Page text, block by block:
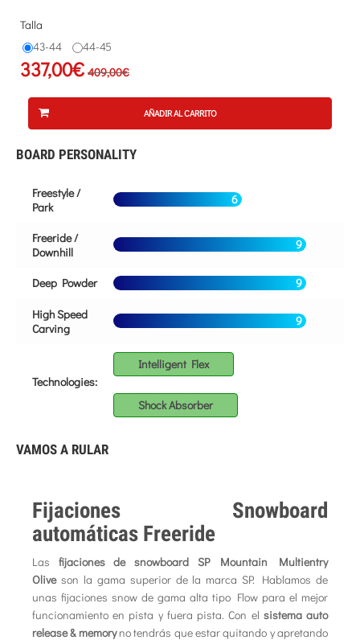
Talla
43-44
44-45
337,00€ 409,00€
AÑADIR AL CARRITO
BOARD PERSONALITY
Freestyle /
Park
6
Freeride /
Downhill
9
Deep Powder 9
High Speed
Carving
9
Technologies:
Intelligent Flex
Shock Absorber
VAMOS A RULAR
Fijaciones Snowboard
automáticas Freeride
Las fijaciones de snowboard SP Mountain Multientry
Oliveson la gama superior de la marca SP. Hablamos de
unas fijaciones snow de gama alta tipo Flow para el mejor
funcionamiento en pista y fuera pista. Con el sistema auto
release & memoryno tendrás que estar quitando y apretando